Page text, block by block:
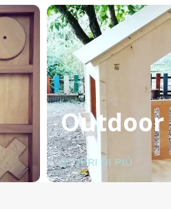
Outdoor
SCOPRI DI PIÙ